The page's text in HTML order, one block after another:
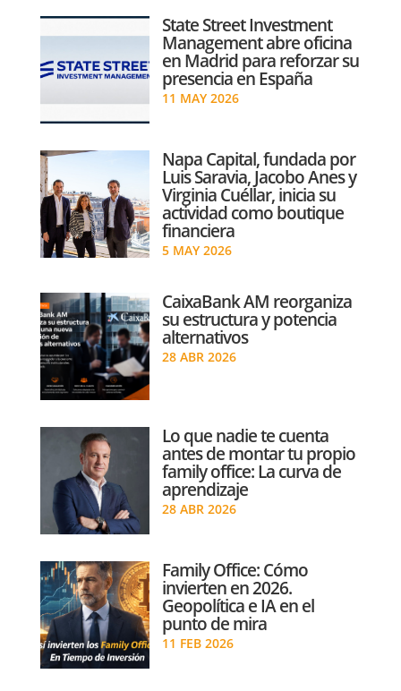
State Street Investment
Management abre oficina
en Madrid para reforzar su
presencia en España
11 MAY 2026
Napa Capital, fundada por
Luis Saravia, Jacobo Anes y
Virginia Cuéllar, inicia su
actividad como boutique
financiera
5 MAY 2026
CaixaBank AM reorganiza
su estructura y potencia
alternativos
28 ABR 2026
Lo que nadie te cuenta
antes de montar tu propio
family office: La curva de
aprendizaje
28 ABR 2026
Family Office: Cómo
invierten en 2026.
Geopolítica e IA en el
punto de mira
11 FEB 2026